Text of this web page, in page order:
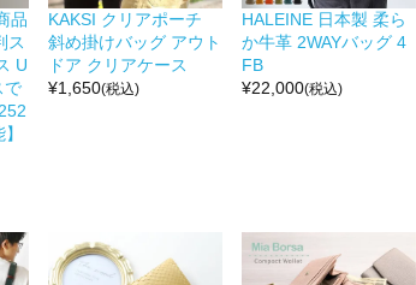
品
ス
U
で
KAKSI クリアポーチ
斜め掛けバッグ アウト
ドア クリアケース
¥1,650(税込)
HALEINE 日本製 柔ら
か牛革 2WAYバッグ 4
FB
¥22,000(税込)